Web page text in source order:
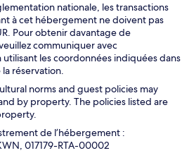
nationale, les transactions
à cet hébergement ne doivent pas
Pour obtenir davantage de
communiquer avec
utilisant les coordonnées indiquées dans
réservation.
norms and guest policies may
by property. The policies listed are
de l’hébergement :
017179-RTA-00002